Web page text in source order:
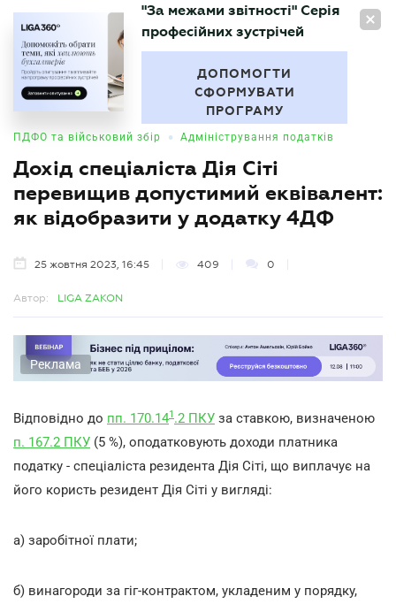
UA
БУХГАЛТЕР
"За межами звітності" Серія
професійних зустрічей
ДОПОМОГТИ
СФОРМУВАТИ
ПРОГРАМУ
ПДФО та військовий збір • Адміністрування податків
Дохід спеціаліста Дія Сіті
перевищив допустимий еквівалент:
як відобразити у додатку 4ДФ
25 жовтня 2023, 16:45 409 0
Автор: LIGA ZAKON
Реклама
Відповідно до пп. 170.141 .2 ПКУ за ставкою, визначеною
п. 167.2 ПКУ (5 %), оподатковують доходи платника
податку - спеціаліста резидента Дія Сіті, що виплачує на
його користь резидент Дія Сіті у вигляді:
а) заробітної плати;
б) винагороди за гіг-контрактом, укладеним у порядку,